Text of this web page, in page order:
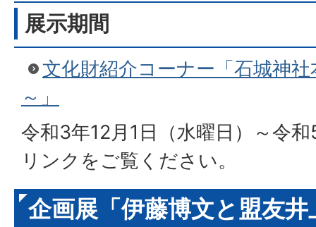
展示期間
文化財紹介コーナー「石城神
～」
令和3年12月1日（水曜日）～令
リンクをご覧ください。
企画展「伊藤博文と盟友